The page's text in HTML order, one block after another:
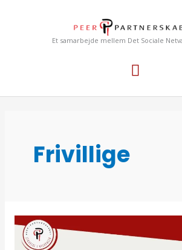
Et samarbejde mellem Det Sociale
Frivillige
Vil